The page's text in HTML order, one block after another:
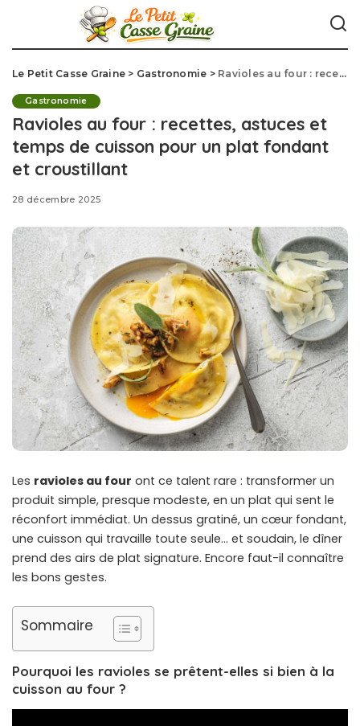
Le Petit Casse Graine > Gastronomie > Ravioles au four : recettes, astuces et temps de cuisson pour un plat fondant et croustillant
Gastronomie
Ravioles au four : recettes, astuces et
temps de cuisson pour un plat fondant
et croustillant
28 décembre 2025
Les ravioles au four ont ce talent rare : transformer un
produit simple, presque modeste, en un plat qui sent le
réconfort immédiat. Un dessus gratiné, un cœur fondant,
une cuisson qui travaille toute seule… et soudain, le dîner
prend des airs de plat signature. Encore faut-il connaître
les bons gestes.
Sommaire
Pourquoi les ravioles se prêtent-elles si bien à la
cuisson au four ?